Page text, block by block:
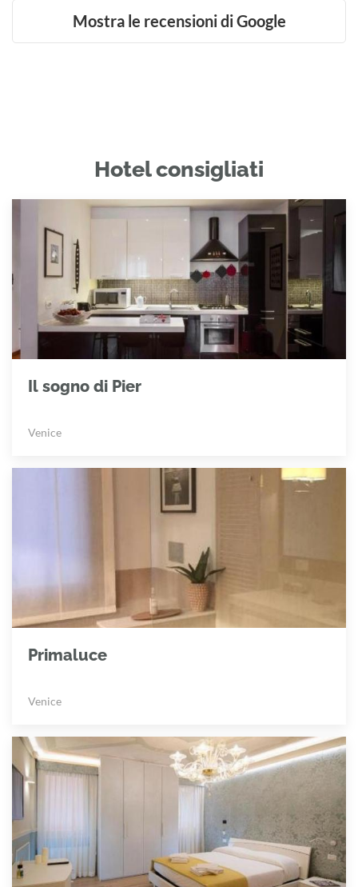
Mostra le recensioni di Google
Hotel consigliati
Il sogno di Pier
Venice
Primaluce
Venice